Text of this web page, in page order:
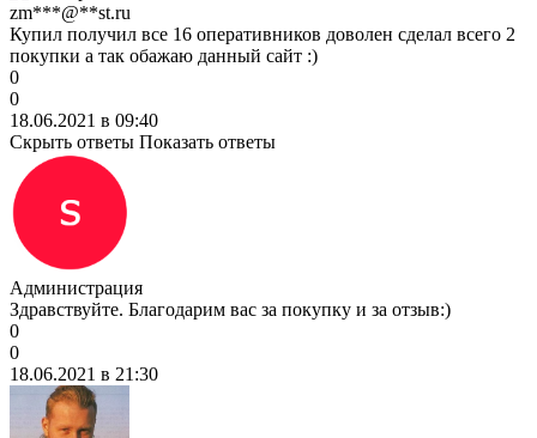
zm***@**st.ru
Купил получил все 16 оперативников доволен сделал всего 2
покупки а так обажаю данный сайт :)
0
0
18.06.2021 в 09:40
Скрыть ответы Показать ответы
Администрация
Здравствуйте. Благодарим вас за покупку и за отзыв:)
0
0
18.06.2021 в 21:30